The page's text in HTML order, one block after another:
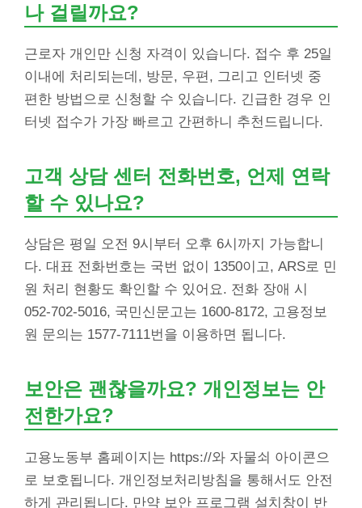
나 걸릴까요?
근로자 개인만 신청 자격이 있습니다. 접수 후 25일
이내에 처리되는데, 방문, 우편, 그리고 인터넷 중
편한 방법으로 신청할 수 있습니다. 긴급한 경우 인
터넷 접수가 가장 빠르고 간편하니 추천드립니다.
고객 상담 센터 전화번호, 언제 연락
할 수 있나요?
상담은 평일 오전 9시부터 오후 6시까지 가능합니
다. 대표 전화번호는 국번 없이 1350이고, ARS로 민
원 처리 현황도 확인할 수 있어요. 전화 장애 시
052-702-5016, 국민신문고는 1600-8172, 고용정보
원 문의는 1577-7111번을 이용하면 됩니다.
보안은 괜찮을까요? 개인정보는 안
전한가요?
고용노동부 홈페이지는 https://와 자물쇠 아이콘으
로 보호됩니다. 개인정보처리방침을 통해서도 안전
하게 관리됩니다. 만약 보안 프로그램 설치창이 반